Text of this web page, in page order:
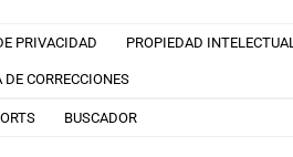
PRIVACIDAD PROPIEDAD INTELECTUAL
CORRECCIONES
BUSCADOR